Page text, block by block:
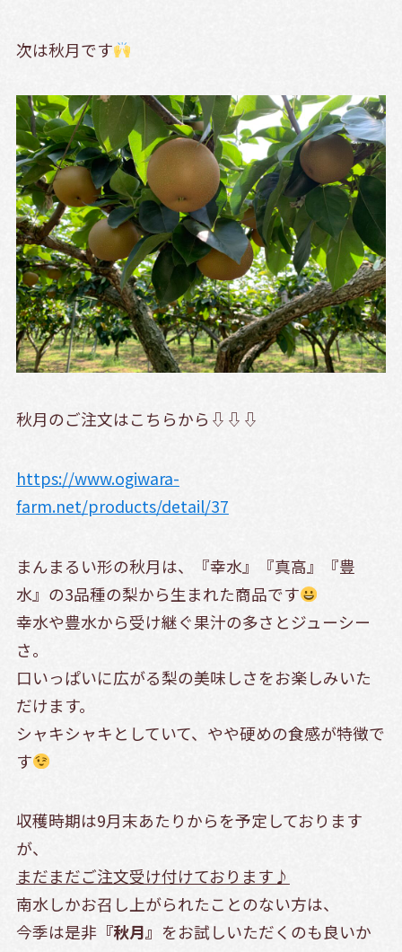
次は秋月です
秋月のご注文はこちらから⇩⇩⇩
https://www.ogiwara-
farm.net/products/detail/37
まんまるい形の秋月は、『幸水』『真高』『豊
水』の3品種の梨から生まれた商品です
幸水や豊水から受け継ぐ果汁の多さとジューシー
さ。
口いっぱいに広がる梨の美味しさをお楽しみいた
だけます。
シャキシャキとしていて、やや硬めの食感が特徴で
す
収穫時期は9月末あたりからを予定しております
が、
まだまだご注文受け付けております♪
南水しかお召し上がられたことのない方は、
今季は是非『秋月』 をお試しいただくのも良いか